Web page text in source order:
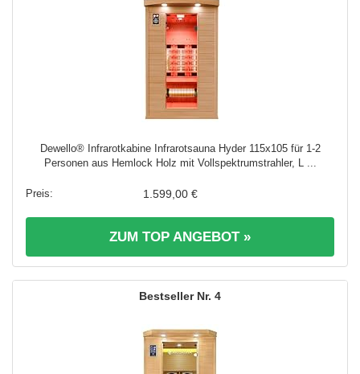
Dewello® Infrarotkabine Infrarotsauna Hyder 115x105 für 1-2
Personen aus Hemlock Holz mit Vollspektrumstrahler, L ...
1.599,00 €
ZUM TOP ANGEBOT »
4